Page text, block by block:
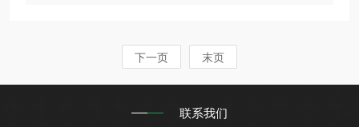
下一页 末页
联系我们